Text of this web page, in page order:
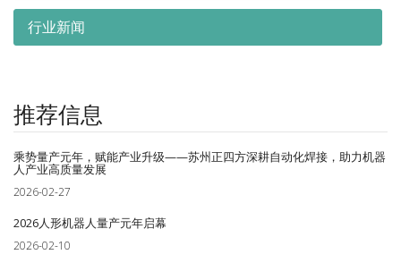
行业新闻
推荐信息
乘势量产元年，赋能产业升级——苏州正四方深耕自动化焊接，助力机器
人产业高质量发展
2026-02-27
2026人形机器人量产元年启幕
2026-02-10